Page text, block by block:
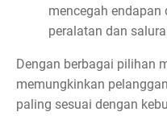
mencegah endapan
peralatan dan
Dengan berbagai pilihan
memungkinkan
paling sesuai dengan